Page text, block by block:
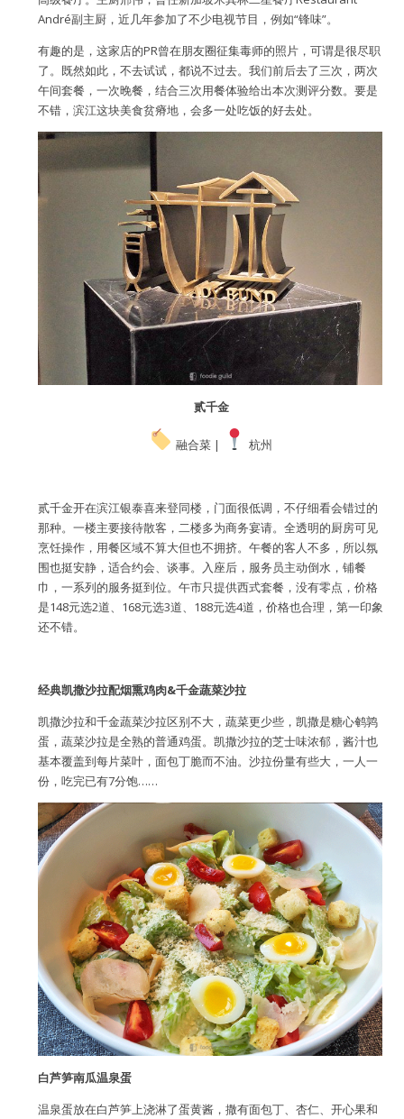
André副主厨，近几年参加了不少电视节目，例如“锋味”。
有趣的是，这家店的PR曾在朋友圈征集毒师的照片，可谓是很尽职
了。既然如此，不去试试，都说不过去。我们前后去了三次，两次
午间套餐，一次晚餐，结合三次用餐体验给出本次测评分数。要是
不错，滨江这块美食贫瘠地，会多一处吃饭的好去处。
贰千金
融合菜 | 杭州
贰千金开在滨江银泰喜来登同楼，门面很低调，不仔细看会错过的
那种。一楼主要接待散客，二楼多为商务宴请。全透明的厨房可见
烹饪操作，用餐区域不算大但也不拥挤。午餐的客人不多，所以氛
围也挺安静，适合约会、谈事。入座后，服务员主动倒水，铺餐
巾，一系列的服务挺到位。午市只提供西式套餐，没有零点，价格
是148元选2道、168元选3道、188元选4道，价格也合理，第一印象
还不错。
经典凯撒沙拉配烟熏鸡肉&千金蔬菜沙拉
凯撒沙拉和千金蔬菜沙拉区别不大，蔬菜更少些，凯撒是糖心鹌鹑
蛋，蔬菜沙拉是全熟的普通鸡蛋。凯撒沙拉的芝士味浓郁，酱汁也
基本覆盖到每片菜叶，面包丁脆而不油。沙拉份量有些大，一人一
份，吃完已有7分饱……
白芦笋南瓜温泉蛋
温泉蛋放在白芦笋上浇淋了蛋黄酱，撒有面包丁、杏仁、开心果和